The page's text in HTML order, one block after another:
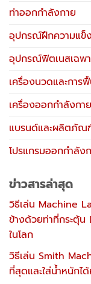
ท่าออกกำลังกาย
อุปกรณ์ฝึกความแข็
อุปกรณ์ฟิตเนสเฉพ
เครื่องนวดและการ
เครื่องออกกำลังกา
แบรนด์และผลิตภัณ
โปรแกรมออกกำลัง
ข่าวสารล่าสุด
วิธีเล่น Machine
ข้างด้วยท่าที่กระตุ้
ในโลก
วิธีเล่น Smith
ที่สุดและใส่น้ำหนักไ